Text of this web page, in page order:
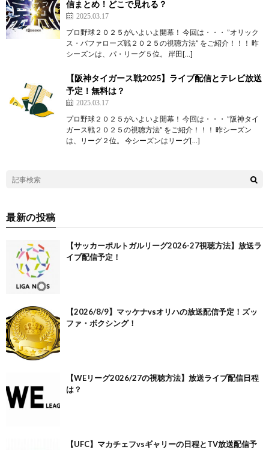
信まとめ！どこで見れる？
2025.03.17
プロ野球２０２５がいよいよ開幕！ 今回は・・・ ”オリック
ス・バファローズ戦２０２５の視聴方法” をご紹介！！！ 昨
シーズンは、パ・リーグ５位。 岸田[…]
【阪神タイガース戦2025】ライブ配信とテレビ放送
予定！無料は？
2025.03.17
プロ野球２０２５がいよいよ開幕！ 今回は・・・ ”阪神タイ
ガース戦２０２５の視聴方法” をご紹介！！！ 昨シーズン
は、リーグ２位。 今シーズンはリーグ[…]
最新の投稿
【サッカーポルトガルリーグ2026-27視聴方法】放送ラ
イブ配信予定！
【2026/8/9】マッケナvsオリハの放送配信予定！ズッ
ファ・ボクシング！
【WEリーグ2026/27の視聴方法】放送ライブ配信日程
は？
【UFC】マカチェフvsギャリーの日程とTV放送配信予